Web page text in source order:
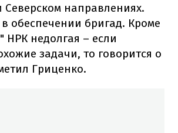
Северском направлениях.
обеспечении бригад. Кроме
НРК недолгая – если
задачи, то говорится о
Гриценко.